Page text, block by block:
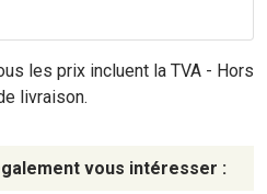
les prix incluent la TVA - Hors
livraison.
vous intéresser :